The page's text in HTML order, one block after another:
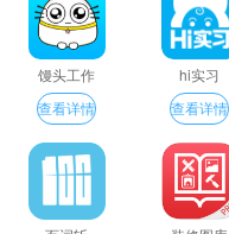
馒头工作
查看详情
hi实习
查看详情